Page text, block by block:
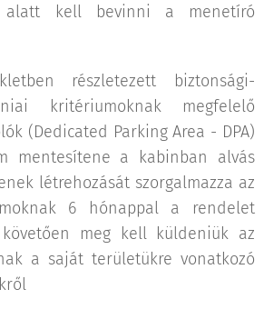
alatt kell bevinni a menetíró
részletezett biztonsági-
kritériumoknak megfelelő
(Dedicated Parking Area - DPA)
mentesítene a kabinban alvás
létrehozását szorgalmazza az
6 hónappal a rendelet
meg kell küldeniük az
a saját területükre vonatkozó